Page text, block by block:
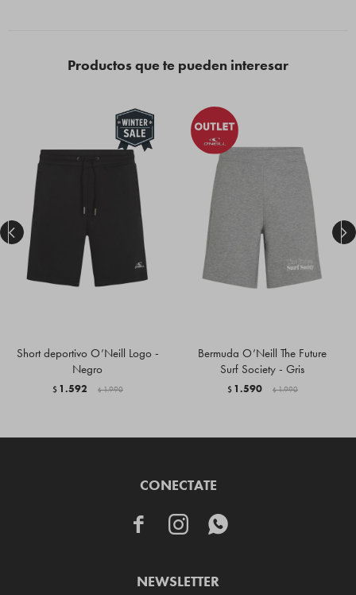
Productos que te pueden interesar
Short deportivo O’Neill Logo -
Negro
$ 1.592 $ 1.990
Bermuda O’Neill The Future
Surf Society - Gris
$ 1.590 $ 1.990
 
CONECTATE
  
NEWSLETTER